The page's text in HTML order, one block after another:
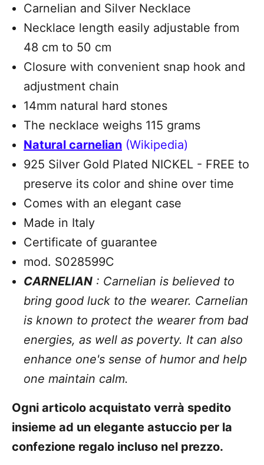
Carnelian and Silver Necklace
Necklace length easily adjustable from
48 cm to 50 cm
Closure with convenient snap hook and
adjustment chain
14mm natural hard stones
The necklace weighs 115 grams
Natural carnelian (Wikipedia)
925 Silver Gold Plated NICKEL - FREE to
preserve its color and shine over time
Comes with an elegant case
Made in Italy
Certificate of guarantee
mod. S028599C
CARNELIAN : Carnelian is believed to
bring good luck to the wearer. Carnelian
is known to protect the wearer from bad
energies, as well as poverty. It can also
enhance one's sense of humor and help
one maintain calm.
Ogni articolo acquistato verrà spedito
insieme ad un elegante astuccio per la
confezione regalo incluso nel prezzo.